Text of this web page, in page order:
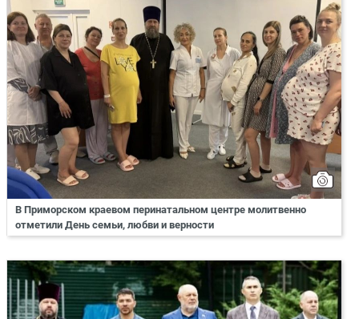
В Приморском краевом перинатальном центре молитвенно
отметили День семьи, любви и верности